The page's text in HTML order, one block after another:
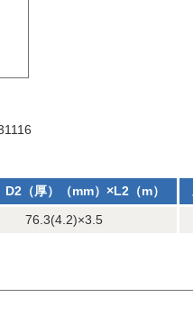
D2（厚）（mm）×L2（m）
76.3(4.2)×3.5